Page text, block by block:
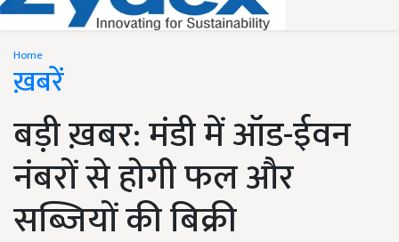
Home
ख़बरें
बड़ी ख़बर: मंडी में ऑड-ईवन
नंबरों से होगी फल और
सब्जियों की बिक्री